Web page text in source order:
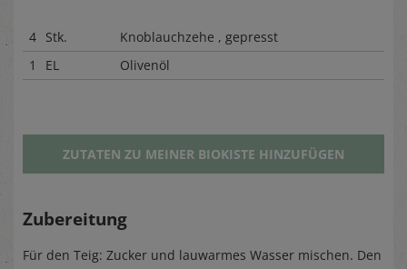
4 Stk.
Knoblauchzehe , gepresst
1
EL Olivenöl
ZUTATEN ZU MEINER BIOKISTE HINZUFÜGEN
Zubereitung
Für den Teig: Zucker und lauwarmes Wasser mischen. Den